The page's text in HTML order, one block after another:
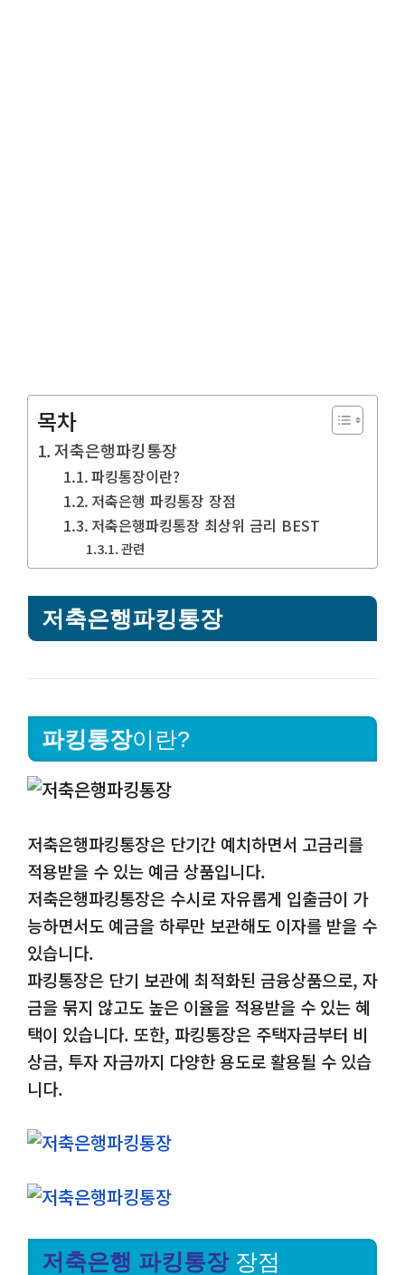
목차
저축은행파킹통장
파킹통장이란?
저축은행 파킹통장 장점
저축은행파킹통장 최상위 금리 BEST
관련
저축은행파킹통장
파킹통장이란?
저축은행파킹통장은 단기간 예치하면서 고금리를
적용받을 수 있는 예금 상품입니다.
저축은행파킹통장은 수시로 자유롭게 입출금이 가
능하면서도 예금을 하루만 보관해도 이자를 받을 수
있습니다.
파킹통장은 단기 보관에 최적화된 금융상품으로, 자
금을 묶지 않고도 높은 이율을 적용받을 수 있는 혜
택이 있습니다. 또한, 파킹통장은 주택자금부터 비
상금, 투자 자금까지 다양한 용도로 활용될 수 있습
니다.
저축은행 파킹통장장점